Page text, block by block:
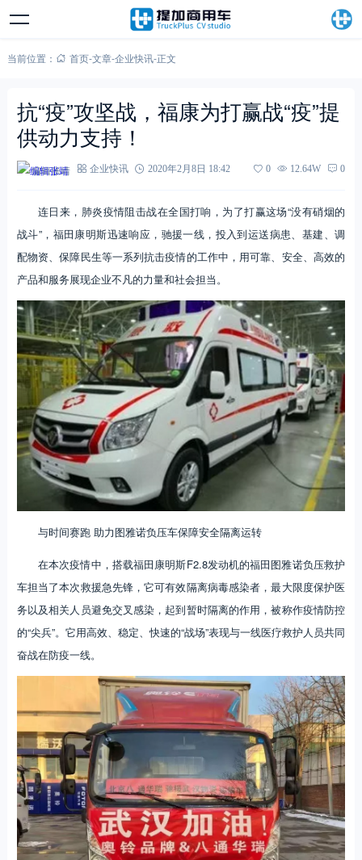
当前位置： 首页-文章-企业快讯-正文
抗“疫”攻坚战，福康为打赢战“疫”提
供动力支持！
编辑张靖 企业快讯 2020年2月8日 18:42 0 12.64W 0
连日来，肺炎疫情阻击战在全国打响，为了打赢这场“没有硝烟的
战斗”，福田康明斯迅速响应，驰援一线，投入到运送病患、基建、调
配物资、保障民生等一系列抗击疫情的工作中，用可靠、安全、高效的
产品和服务展现企业不凡的力量和社会担当。
与时间赛跑 助力图雅诺负压车保障安全隔离运转
在本次疫情中，搭载福田康明斯F2.8发动机的福田图雅诺负压救护
车担当了本次救援急先锋，它可有效隔离病毒感染者，最大限度保护医
务以及相关人员避免交叉感染，起到暂时隔离的作用，被称作疫情防控
的“尖兵”。它用高效、稳定、快速的“战场”表现与一线医疗救护人员共同
奋战在防疫一线。